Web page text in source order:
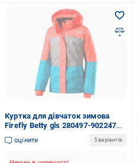
Куртка для дівчаток зимова
Firefly Betty gls 280497-902247
помаранчева
оцінити 5 варіантів